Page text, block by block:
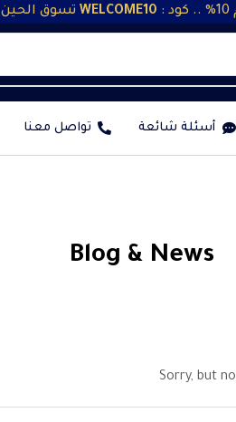
:
WELCOME10 تسوق الحين
أسئلة شائعة تواصل معنا
Blog & News
Sorry, but